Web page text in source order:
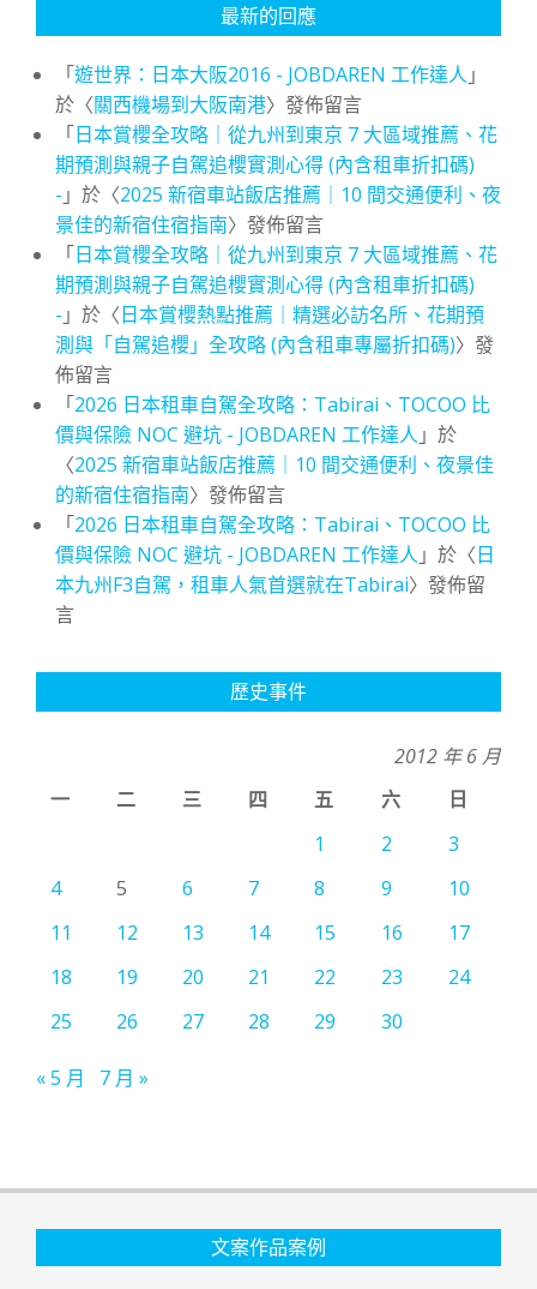
最新的回應
「遊世界：日本大阪2016 - JOBDAREN 工作達人 」
於〈關西機場到大阪南港〉發佈留言
「日本賞櫻全攻略｜從九州到東京 7 大區域推薦、花
期預測與親子自駕追櫻實測心得 (內含租車折扣碼)
- 」於〈2025 新宿車站飯店推薦｜10 間交通便利、夜
景佳的新宿住宿指南〉發佈留言
「日本賞櫻全攻略｜從九州到東京 7 大區域推薦、花
期預測與親子自駕追櫻實測心得 (內含租車折扣碼)
- 」於〈日本賞櫻熱點推薦｜精選必訪名所、花期預
測與「自駕追櫻」全攻略 (內含租車專屬折扣碼)〉發
佈留言
「2026 日本租車自駕全攻略：Tabirai、TOCOO 比
價與保險 NOC 避坑 - JOBDAREN 工作達人 」於
〈2025 新宿車站飯店推薦｜10 間交通便利、夜景佳
的新宿住宿指南〉發佈留言
「2026 日本租車自駕全攻略：Tabirai、TOCOO 比
價與保險 NOC 避坑 - JOBDAREN 工作達人 」於〈日
本九州F3自駕，租車人氣首選就在Tabirai〉發佈留
言
歷史事件
2012 年 6 月
一
二 三 四 五 六
日
1
2
3
4
5 6 7 8 9
10
11
12 13 14 15 16
17
18
19 20 21 22 23
24
25
26 27 28 29 30
« 5 月 7 月 »
文案作品案例